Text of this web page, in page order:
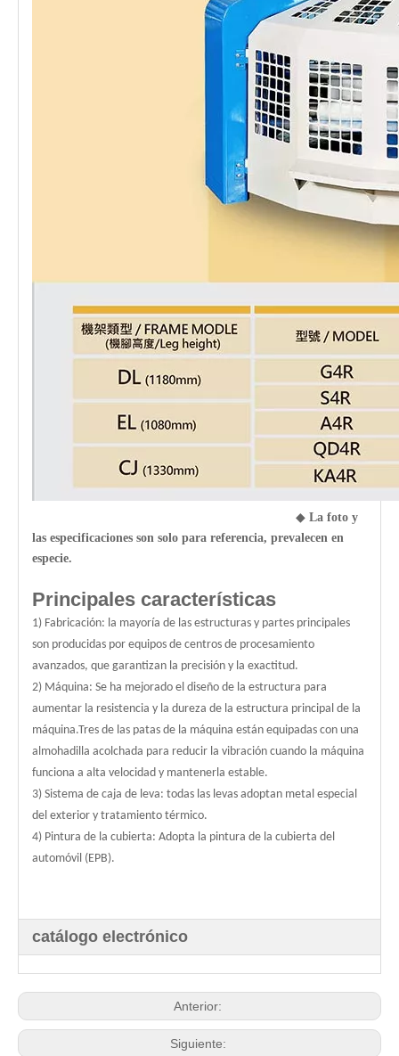
◆ La foto y
las especificaciones son solo para referencia, prevalecen en
especie.
Principales características
1) Fabricación: la mayoría de las estructuras y partes principales
son producidas por equipos de centros de procesamiento
avanzados, que garantizan la precisión y la exactitud.
2) Máquina: Se ha mejorado el diseño de la estructura para
aumentar la resistencia y la dureza de la estructura principal de la
máquina.Tres de las patas de la máquina están equipadas con una
almohadilla acolchada para reducir la vibración cuando la máquina
funciona a alta velocidad y mantenerla estable.
3) Sistema de caja de leva: todas las levas adoptan metal especial
del exterior y tratamiento térmico.
4) Pintura de la cubierta: Adopta la pintura de la cubierta del
automóvil (EPB).
catálogo electrónico
Anterior:
Siguiente: